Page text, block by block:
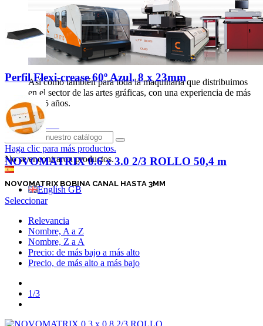
Así como también para toda la maquinaria que distribuimos
en el sector de las artes gráficas, con una experiencia de más
de 25 años.
Iniciar sesión
Haga clic para más productos.
No se encontraron productos.
Español
English GB
Perfil Flexi-crease 60º Azul. 8 x 23mm
NOVOMATRIX 0.6 x 3.0 2/3 ROLLO 50,4 m
NOVOMATRIX BOBINA CANAL HASTA 3MM
Seleccionar
Relevancia
Nombre, A a Z
Nombre, Z a A
Precio: de más bajo a más alto
Precio, de más alto a más bajo
1/3